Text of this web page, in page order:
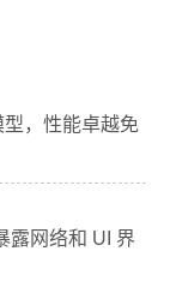
，性能卓越免
露网络和 UI 界